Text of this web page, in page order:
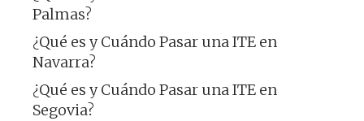
Palmas?
¿Qué es y Cuándo Pasar una ITE en
Navarra?
¿Qué es y Cuándo Pasar una ITE en
Segovia?